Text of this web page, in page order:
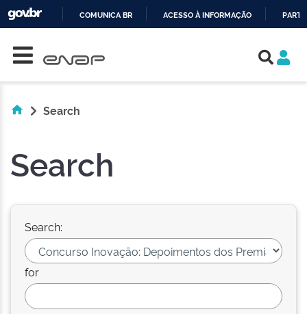
COMUNICA BR ACESSO À INFORMAÇÃO
Search
Search
Search:
for